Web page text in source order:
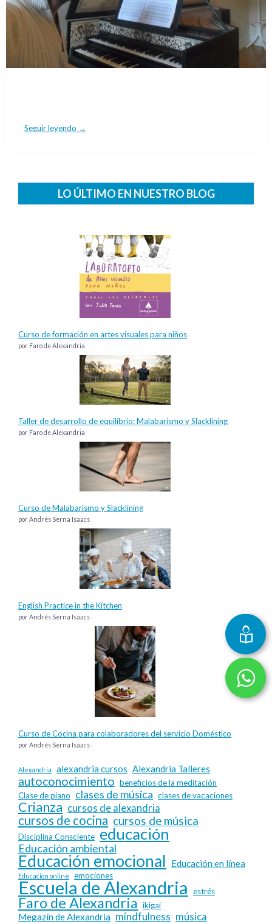
Seguir leyendo →
LO ÚLTIMO EN NUESTRO BLOG
Curso de formación en artes visuales para niños
por Faro de Alexandria
Taller de desarrollo de equilibrio: Malabarismo y Slacklining
por Faro de Alexandria
Curso de Malabarismo y Slacklining
por Andrés Serna Isaacs
English Practice in the Kitchen
por Andrés Serna Isaacs
Curso de Cocina para colaboradores del servicio Doméstico
por Andrés Serna Isaacs
Alexandria alexandria cursos Alexandria Talleres
autoconocimiento beneficios de la meditación
Clase de piano
clases de música clases de vacaciones
Crianza cursos de alexandria
cursos de cocina cursos de música
Disciplina Consciente educación
Educación ambiental
Educación emocional Educación en línea
Educación online emociones
Escuela de Alexandria estrés
Faro de Alexandria ikigai
Megazín de Alexandria mindfulness música